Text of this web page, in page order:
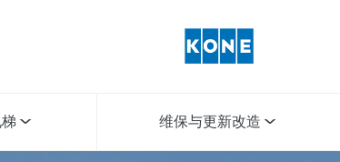
维保与更新改造